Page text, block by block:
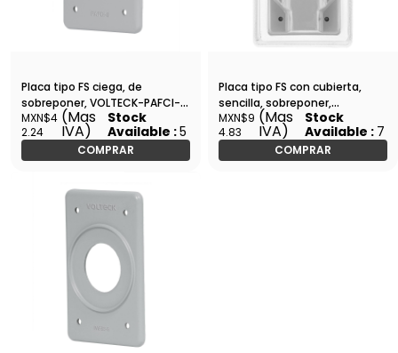
Placa tipo FS ciega, de
sobreponer, VOLTECK-PAFCI-S
/ 46432
MXN$4
2.24
(Mas
IVA)
Stock
Available :5
COMPRAR
Placa tipo FS con cubierta,
sencilla, sobreponer,
VOLTECK-PAFIN-SES / 46434
MXN$9
4.83
(Mas
IVA)
Stock
Available : 7
COMPRAR